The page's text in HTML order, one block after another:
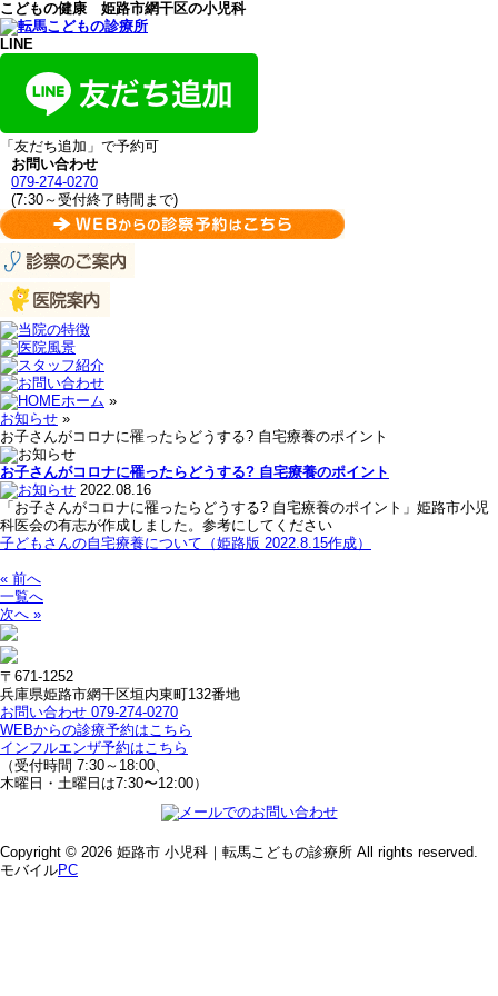
こどもの健康 姫路市網干区の小児科
LINE
「友だち追加」で予約可
お問い合わせ
079-274-0270
(7:30～受付終了時間まで)
ホーム »
お知らせ »
お子さんがコロナに罹ったらどうする? 自宅療養のポイント
お子さんがコロナに罹ったらどうする? 自宅療養のポイント
2022.08.16
「お子さんがコロナに罹ったらどうする? 自宅療養のポイント」姫路市小児
科医会の有志が作成しました。参考にしてください
子どもさんの自宅療養について（姫路版 2022.8.15作成）
« 前へ
一覧へ
次へ »
〒671-1252
兵庫県姫路市網干区垣内東町132番地
お問い合わせ 079-274-0270
WEBからの診療予約はこちら
インフルエンザ予約はこちら
（受付時間 7:30～18:00、
木曜日・土曜日は7:30〜12:00）
Copyright © 2026 姫路市 小児科｜転馬こどもの診療所 All rights reserved.
モバイルPC